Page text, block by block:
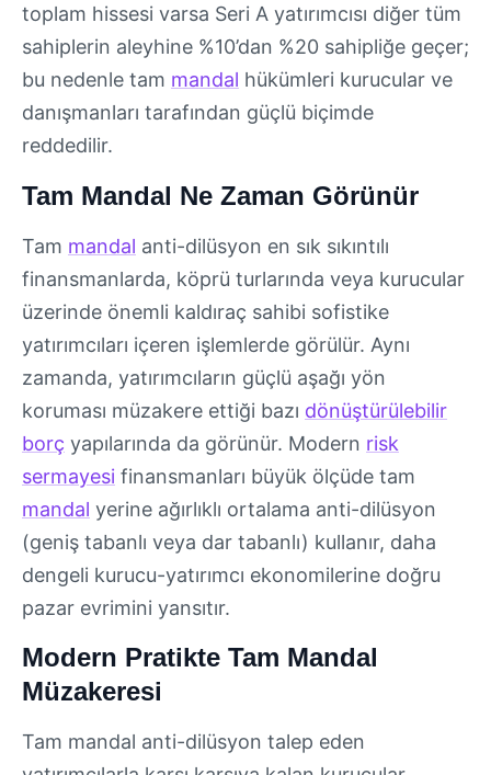
toplam hissesi varsa Seri A yatırımcısı diğer tüm
sahiplerin aleyhine %10’dan %20 sahipliğe geçer;
bu nedenle tam mandal hükümleri kurucular ve
danışmanları tarafından güçlü biçimde
reddedilir.
Tam Mandal Ne Zaman Görünür
Tam mandal anti-dilüsyon en sık sıkıntılı
finansmanlarda, köprü turlarında veya kurucular
üzerinde önemli kaldıraç sahibi sofistike
yatırımcıları içeren işlemlerde görülür. Aynı
zamanda, yatırımcıların güçlü aşağı yön
koruması müzakere ettiği bazı dönüştürülebilir
borç yapılarında da görünür. Modern risk
sermayesi finansmanları büyük ölçüde tam
mandal yerine ağırlıklı ortalama anti-dilüsyon
(geniş tabanlı veya dar tabanlı) kullanır, daha
dengeli kurucu-yatırımcı ekonomilerine doğru
pazar evrimini yansıtır.
Modern Pratikte Tam Mandal
Müzakeresi
Tam mandal anti-dilüsyon talep eden